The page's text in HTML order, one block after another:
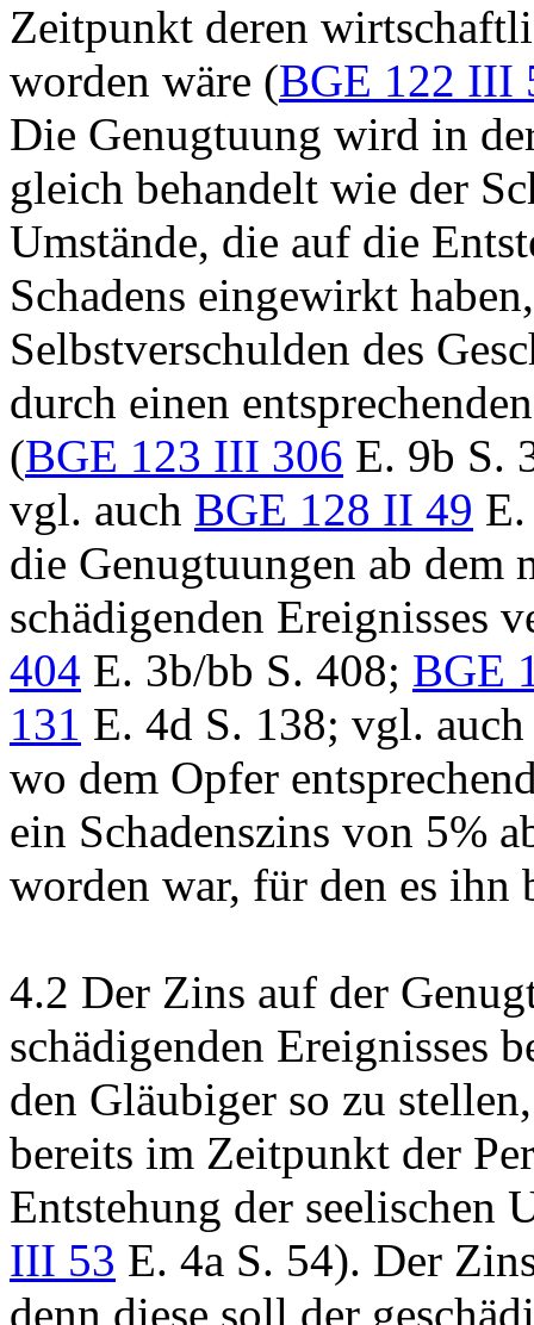
Zeitpunkt deren
worden wäre (BGE 122 III
Die Genugtuung wird in
gleich behandelt wie der
Umstände, die auf die
Schadens eingewirkt
Selbstverschulden des
durch einen
(BGE 123 III 306 E. 9b S.
vgl. auch BGE 128 II 49
die Genugtuungen ab dem
schädigenden Ereignisses
404 E. 3b/bb S. 408; BGE
131 E. 4d S. 138; vgl.
wo dem Opfer
ein Schadenszins von 5%
worden war, für den es ihn
4.2 Der Zins auf der
schädigenden Ereignisses
den Gläubiger so zu
bereits im Zeitpunkt der
Entstehung der
III 53 E. 4a S. 54). Der
denn diese soll der